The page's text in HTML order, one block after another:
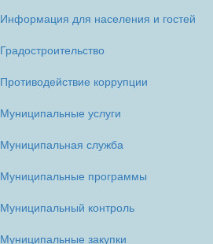
Информация для населения и гостей
Градостроительство
Противодействие коррупции
Муниципальные услуги
Муниципальная служба
Муниципальные программы
Муниципальный контроль
Муниципальные закупки